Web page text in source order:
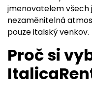
jmenovatelem všech
nezaměnitelná
pouze italský venkov.
Proč si